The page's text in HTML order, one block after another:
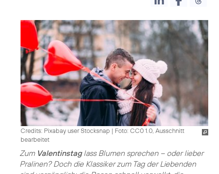
Credits: Pixabay user Stocksnap | Foto: CC0 1.0, Ausschnitt
bearbeitet
Zum Valentinstaglass Blumen sprechen – oder lieber
Pralinen? Doch die Klassiker zum Tag der Liebenden